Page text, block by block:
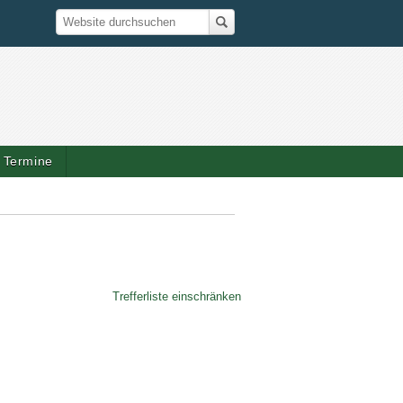
Suche
Website durchsuchen
Termine
Trefferliste einschränken